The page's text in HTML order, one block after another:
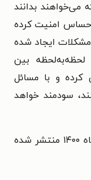
می‌خواهند بدانند
احساس امنیت کرده
ایجاد شده
لحظه‌به‌لحظه بین
کرده و با مسائل
سودمند خواهد
این کتاب چاپ دوم است و در شهریورماه ۱۴۰۰ منتشر شده